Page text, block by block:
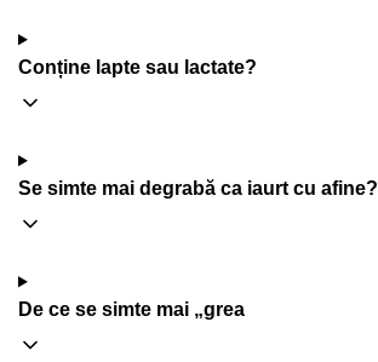
Conține lapte sau lactate?
Se simte mai degrabă ca iaurt cu afine?
De ce se simte mai „grea